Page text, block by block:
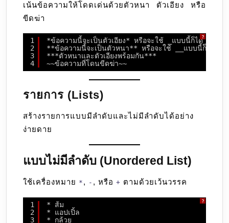
เน้นข้อความให้โดดเด่นด้วยตัวหนา ตัวเอียง หรือ
ขีดฆ่า
?
1
2
3
4
*ข้อความนี้จะเป็นตัวเอียง* หรือจะใช้ _แบบนี้ก็ได้_
**ข้อความนี้จะเป็นตัวหนา** หรือจะใช้ __แบบนี้ก็ได้__
***ตัวหนาและตัวเอียงพร้อมกัน***
~~ข้อความที่โดนขีดฆ่า~~
รายการ (Lists)
สร้างรายการแบบมีลำดับและไม่มีลำดับได้อย่าง
ง่ายดาย
แบบไม่มีลำดับ (Unordered List)
ใช้เครื่องหมาย * , - , หรือ + ตามด้วยเว้นวรรค
?
1
2
3
* ส้ม
* แอปเปิ้ล
* กล้วย